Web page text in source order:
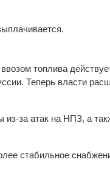
топлива
Теперь власти
за атак на НПЗ, а
стабильное